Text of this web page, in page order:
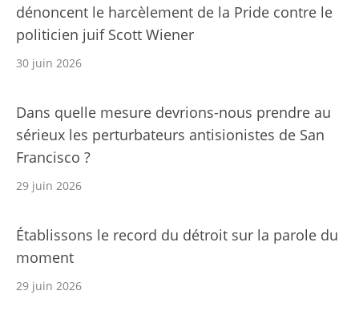
dénoncent le harcèlement de la Pride contre le
politicien juif Scott Wiener
30 juin 2026
Dans quelle mesure devrions-nous prendre au
sérieux les perturbateurs antisionistes de San
Francisco ?
29 juin 2026
Établissons le record du détroit sur la parole du
moment
29 juin 2026